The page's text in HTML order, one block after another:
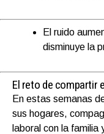
El ruido
disminuye la
El reto de compartir
En estas semanas
sus hogares,
laboral con la familia